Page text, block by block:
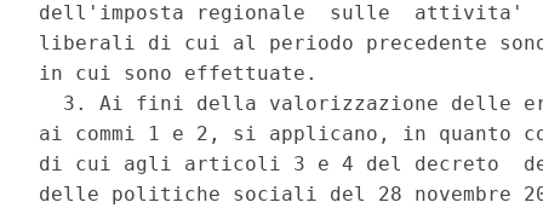
dell'imposta regionale  sulle  attivita'
liberali di cui al periodo precedente
in cui sono effettuate.
3. Ai fini della valorizzazione delle
ai commi 1 e 2, si applicano, in quanto
di cui agli articoli 3 e 4 del decreto
delle politiche sociali del 28 novembre